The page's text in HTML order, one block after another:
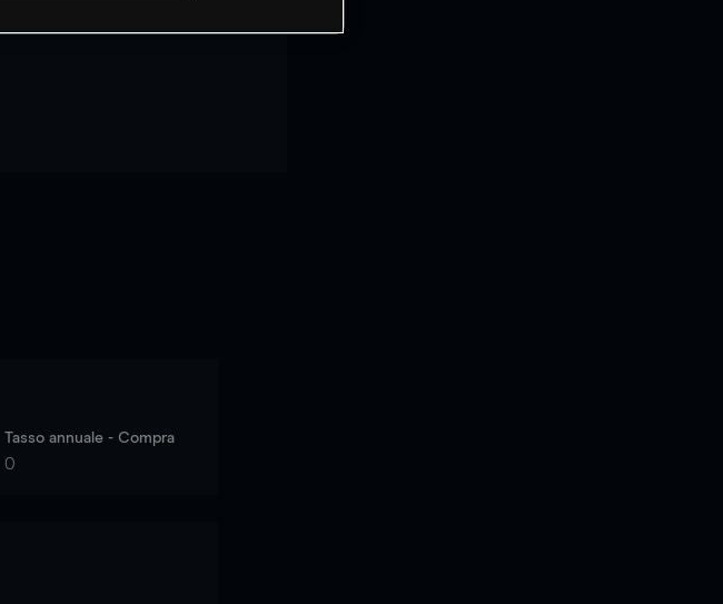
Tasso annuale - Compra
0